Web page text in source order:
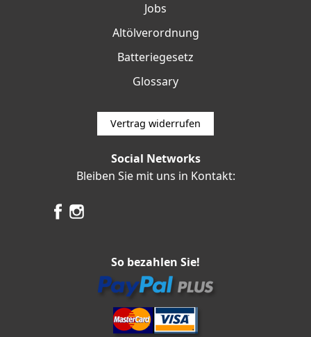
Jobs
Altölverordnung
Batteriegesetz
Glossary
Vertrag widerrufen
Social Networks
Bleiben Sie mit uns in Kontakt:
So bezahlen Sie!